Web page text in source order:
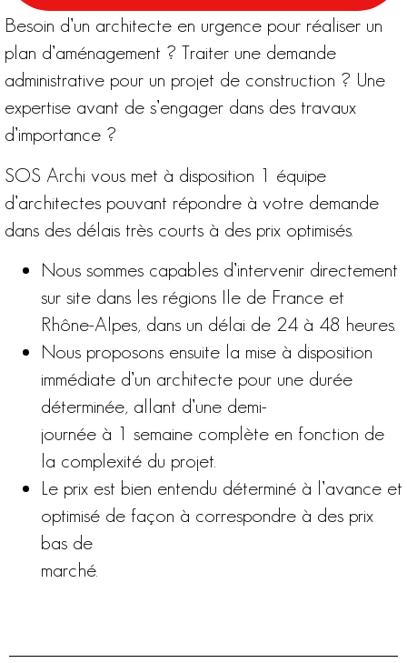
Besoin d’un architecte en urgence pour réaliser un
plan d’aménagement ? Traiter une demande
administrative pour un projet de construction ? Une
expertise avant de s’engager dans des travaux
d’importance ?
SOS Archi vous met à disposition 1 équipe
d’architectes pouvant répondre à votre demande
dans des délais très courts à des prix optimisés.
Nous sommes capables d’intervenir directement
sur site dans les régions Ile de France et
Rhône-Alpes, dans un délai de 24 à 48 heures.
Nous proposons ensuite la mise à disposition
immédiate d’un architecte pour une durée
déterminée, allant d’une demi-
journée à 1 semaine complète en fonction de
la complexité du projet.
Le prix est bien entendu déterminé à l’avance et
optimisé de façon à correspondre à des prix
bas de
marché.